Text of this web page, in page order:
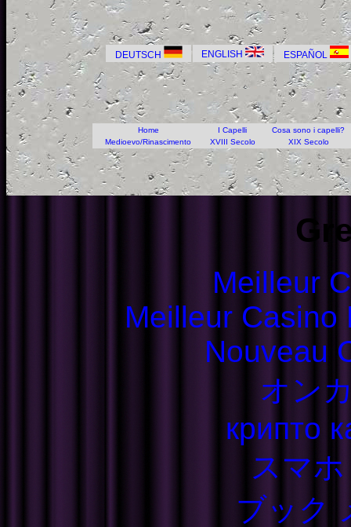
DEUTSCH ENGLISH ESPAÑOL
Home I Capelli
Cosa sono i capelli?
Medioevo/Rinascimento
XVIII Secolo XIX Secolo
Meilleur
Meilleur Casino
Nouveau
オン
крипто
スマ
ブック